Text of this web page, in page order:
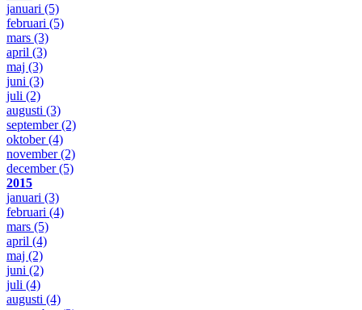
januari (5)
februari (5)
mars (3)
april (3)
maj (3)
juni (3)
juli (2)
augusti (3)
september(2)
oktober(4)
november(2)
december(5)
2015
januari (3)
februari (4)
mars (5)
april (4)
maj (2)
juni (2)
juli (4)
augusti (4)